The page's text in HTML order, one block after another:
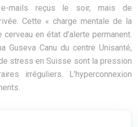
mails reçus le soir, mais de
Cette « charge mentale de la
en état d’alerte permanent.
Guseva Canu du centre Unisanté,
stress en Suisse sont la pression
irréguliers. L’hyperconnexion